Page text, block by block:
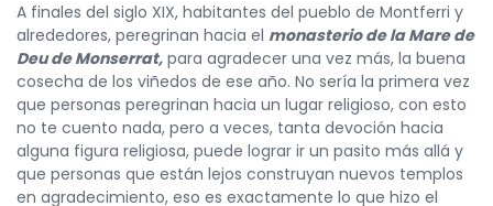
A finales del siglo XIX, habitantes del pueblo de Montferri y
alrededores, peregrinan hacia el monasterio de la Mare de
Deu de Monserrat, para agradecer una vez más, la buena
cosecha de los viñedos de ese año. No sería la primera vez
que personas peregrinan hacia un lugar religioso, con esto
no te cuento nada, pero a veces, tanta devoción hacia
alguna figura religiosa, puede lograr ir un pasito más allá y
que personas que están lejos construyan nuevos templos
en agradecimiento, eso es exactamente lo que hizo el